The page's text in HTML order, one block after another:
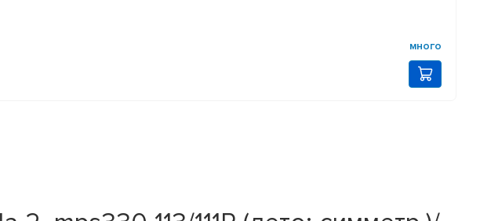
много